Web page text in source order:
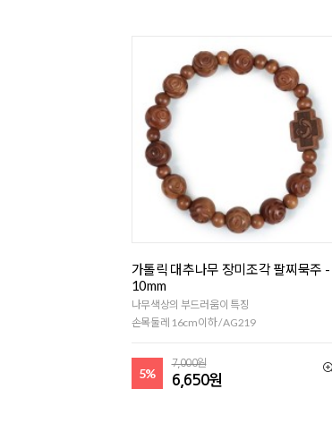
가톨릭 대추나무 장미조각 팔찌묵주 -
10mm
나무색상의 부드러움이 특징
손목둘레 16cm이하 / AG219
5%
7,000원
6,650원